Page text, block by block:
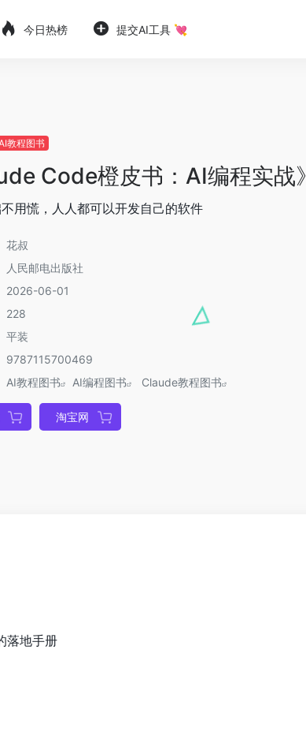
今日热榜 提交AI工具 💘
教程图书
Code橙皮书：AI编程实战》
用慌，人人都可以开发自己的软件
花叔
人民邮电出版社
2026-06-01
228
平装
9787115700469
AI教程图书 AI编程图书 Claude教程图书
淘宝网
落地手册